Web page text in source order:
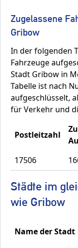
Zugelassene
Gribow
In der folgenden
Fahrzeuge
Stadt Gribow in
Tabelle ist nach
aufgeschlüsselt,
für Verkehr und
Postleitzahl
17506
Städte im
wie Gribow
Name der Stadt